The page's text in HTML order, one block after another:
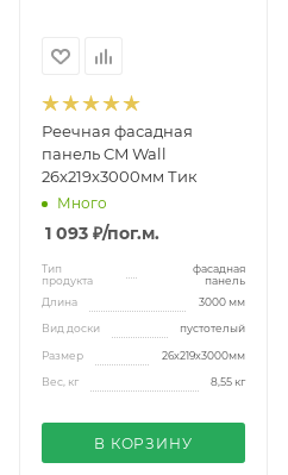
Реечная фасадная
панель CM Wall
26x219x3000мм Тик
Много
1 093 ₽/пог.м.
Тип
продукта
фасадная
панель
Длина
3000 мм
Вид доски пустотелый
Размер 26x219x3000мм
Вес, кг 8,55 кг
В КОРЗИНУ